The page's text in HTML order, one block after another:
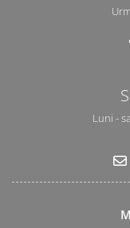
Luni -